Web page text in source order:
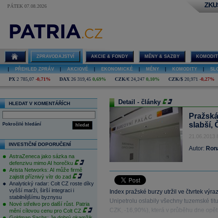
PÁTEK 07.08.2026
ZPRAVODAJSTVÍ AKCIE & FONDY MĚNY & SAZBY
PŘEHLED ZPRÁV AKCIOVÉ EKONOMICKÉ MĚNY KOMODITY
PX 2 785,07 -0,71% DAX 26 319,45 0,69% CZK/€ 24,247 0,10% CZK/$ 20,971 -0,27%
HLEDAT V KOMENTÁŘÍCH
hledat
Pokročilé hledání
INVESTIČNÍ DOPORUČENÍ
AstraZeneca jako sázka na
defenzivu mimo AI horečku
Arista Networks: AI může firmě
zajistit příznivý vítr do zad
Analytický radar: Colt CZ roste díky
vyšší marži, širší integraci i
stabilnějšímu byznysu
Nové střelivo pro další růst. Patria
mění cílovou cenu pro Colt CZ
Detail - články
slabší,
21.06.2013
Autor:
Index pražské burzy utržil ve čtvrtek
Unipetrolu oslabily všechny tuzemské
CZK, -16,90%), která v průběhu dne